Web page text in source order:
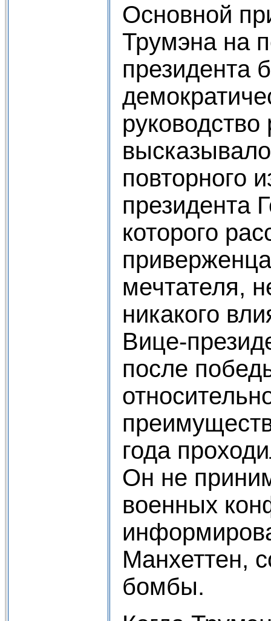
Основной
Трумэна на
президента
повторного
президента
которого
мечтателя,
никакого
Вице-
после
года
Он не
военных
Манхеттен,
бомбы.